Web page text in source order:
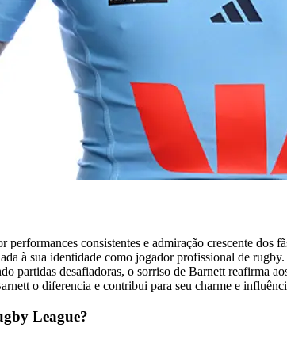
consistentes e admiração crescente dos
à sua identidade como jogador profissional de
partidas desafiadoras, o sorriso de Barnett reafirma
o diferencia e contribui para seu charme e
League?